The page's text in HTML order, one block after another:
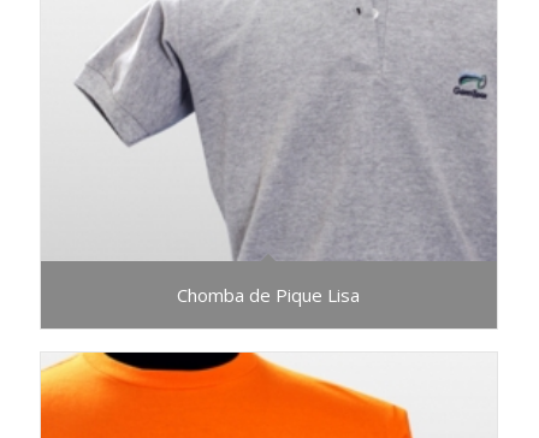
Chomba de Pique Lisa